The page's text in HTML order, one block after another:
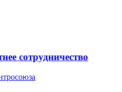
сотрудничество